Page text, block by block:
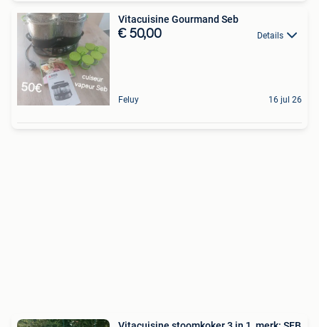
Vitacuisine Gourmand Seb
€ 50,00 Details
Feluy 16 jul 26